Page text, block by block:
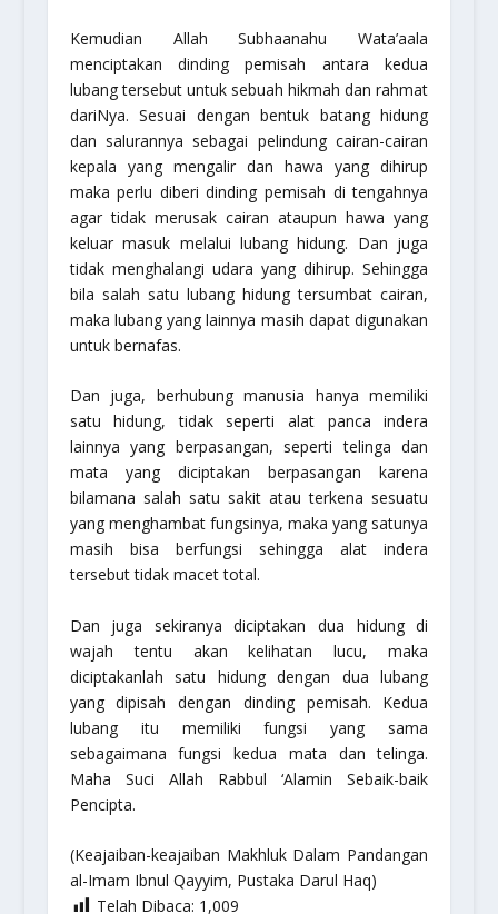
Kemudian Allah Subhaanahu Wata’aala
menciptakan dinding pemisah antara kedua
lubang tersebut untuk sebuah hikmah dan rahmat
dariNya. Sesuai dengan bentuk batang hidung
dan salurannya sebagai pelindung cairan-cairan
kepala yang mengalir dan hawa yang dihirup
maka perlu diberi dinding pemisah di tengahnya
agar tidak merusak cairan ataupun hawa yang
keluar masuk melalui lubang hidung. Dan juga
tidak menghalangi udara yang dihirup. Sehingga
bila salah satu lubang hidung tersumbat cairan,
maka lubang yang lainnya masih dapat digunakan
untuk bernafas.
Dan juga, berhubung manusia hanya memiliki
satu hidung, tidak seperti alat panca indera
lainnya yang berpasangan, seperti telinga dan
mata yang diciptakan berpasangan karena
bilamana salah satu sakit atau terkena sesuatu
yang menghambat fungsinya, maka yang satunya
masih bisa berfungsi sehingga alat indera
tersebut tidak macet total.
Dan juga sekiranya diciptakan dua hidung di
wajah tentu akan kelihatan lucu, maka
diciptakanlah satu hidung dengan dua lubang
yang dipisah dengan dinding pemisah. Kedua
lubang itu memiliki fungsi yang sama
sebagaimana fungsi kedua mata dan telinga.
Maha Suci Allah Rabbul ‘Alamin Sebaik-baik
Pencipta.
(Keajaiban-keajaiban Makhluk Dalam Pandangan
al-Imam Ibnul Qayyim, Pustaka Darul Haq)
Telah Dibaca: 1,009